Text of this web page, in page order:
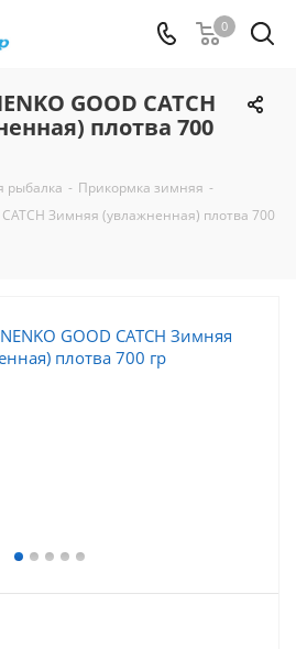
0
GOOD CATCH
плотва 700
рыбалка - Прикормка зимняя -
Зимняя (увлажненная) плотва 700